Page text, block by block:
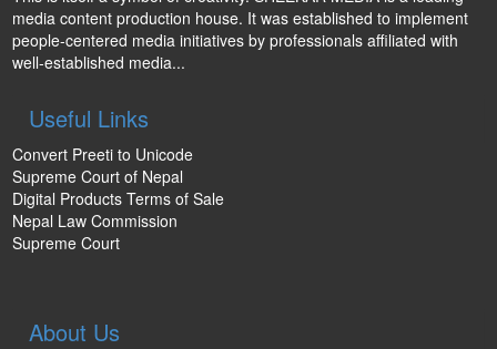
media content production house. It was established to implement
people-centered media initiatives by professionals affiliated with
well-established media...
Useful Links
Convert Preeti to Unicode
Supreme Court of Nepal
Digital Products Terms of Sale
Nepal Law Commission
Supreme Court
About Us